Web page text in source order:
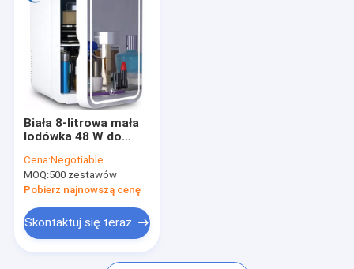
Biała 8-litrowa mała
lodówka 48 W do
Cena:Negotiable
MOQ:500 zestawów
Pobierz najnowszą cenę
Skontaktuj się teraz